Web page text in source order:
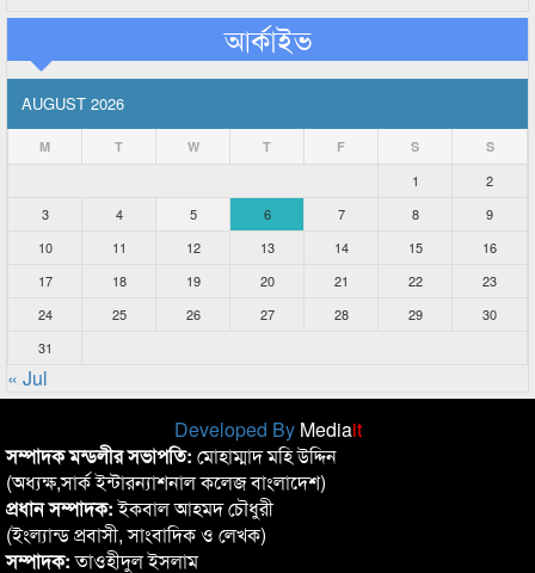
আর্কাইভ
AUGUST 2026
M T W T F S S
1
2
3
4 5 6 7 8
9
10
11 12 13 14 15
16
17
18 19 20 21 22
23
24
25 26 27 28 29
30
31
« Jul
Developed By Mediait
সম্পাদক মন্ডলীর সভাপতি: মোহাম্মাদ মহি উদ্দিন
(অধ্যক্ষ,সার্ক ইন্টারন্যাশনাল কলেজ বাংলাদেশ)
প্রধান সম্পাদক:ইকবাল আহমদ চৌধুরী
(ইংল্যান্ড প্রবাসী, সাংবাদিক ও লেখক)
সম্পাদক:তাওহীদুল ইসলাম